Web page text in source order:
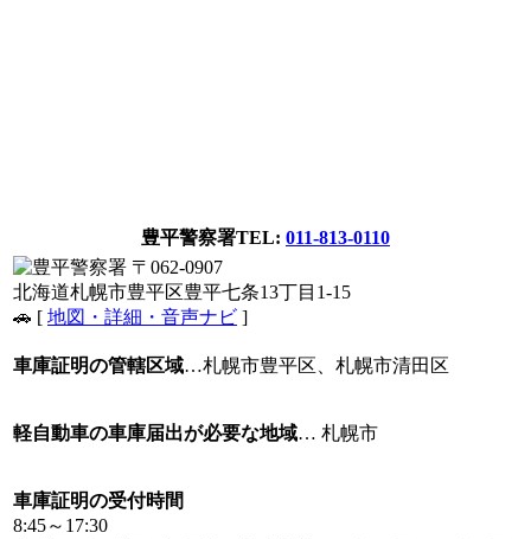
豊平警察署TEL: 011-813-0110
〒062-0907
北海道札幌市豊平区豊平七条13丁目1-15
🚗 [ 地図・詳細・音声ナビ ]
車庫証明の管轄区域…札幌市豊平区、札幌市清田区
軽自動車の車庫届出が必要な地域… 札幌市
車庫証明の受付時間
8:45～17:30